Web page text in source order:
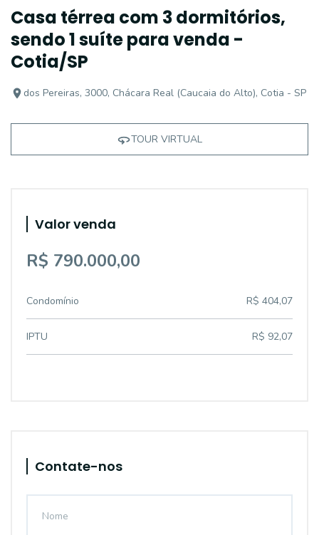
Casa térrea com 3 dormitórios,
sendo 1 suíte para venda -
Cotia/SP
dos Pereiras, 3000, Chácara Real (Caucaia do Alto), Cotia - SP
TOUR VIRTUAL
Valor venda
R$ 790.000,00
Condomínio R$ 404,07
IPTU R$ 92,07
Contate-nos